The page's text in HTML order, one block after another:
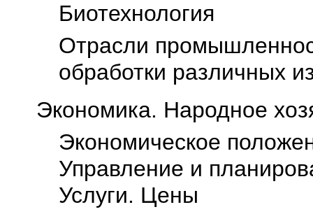
Биотехнология
Oтрасли
обработки различных
Экономика. Народное
Экономическое
Управление и
Услуги. Цены